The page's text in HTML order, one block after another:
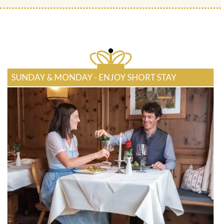
SUNDAY & MONDAY - ENJOY SHORT STAY